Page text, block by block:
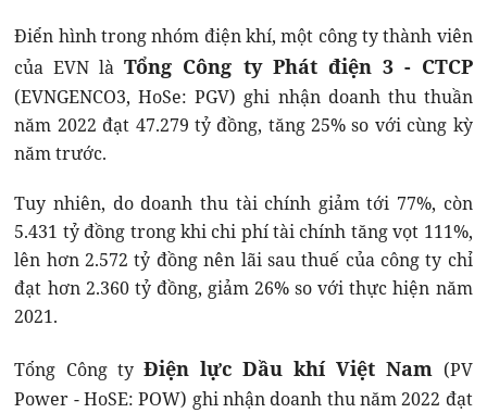
Điển hình trong nhóm điện khí, một công ty thành viên
của EVN làTổng Công ty Phát điện 3 - CTCP
(EVNGENCO3, HoSe: PGV) ghi nhận doanh thu thuần
năm 2022 đạt 47.279 tỷ đồng, tăng 25% so với cùng kỳ
năm trước.
Tuy nhiên, do doanh thu tài chính giảm tới 77%, còn
5.431 tỷ đồng trong khi chi phí tài chính tăng vọt 111%,
lên hơn 2.572 tỷ đồng nên lãi sau thuế của công ty chỉ
đạt hơn 2.360 tỷ đồng, giảm 26% so với thực hiện năm
2021.
Tổng Công ty Điện lực Dầu khí Việt Nam (PV
Power - HoSE: POW) ghi nhận doanh thu năm 2022 đạt